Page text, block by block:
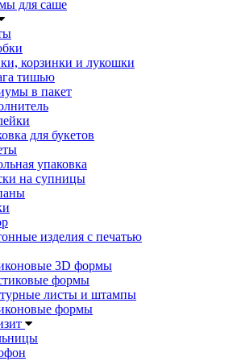
для саше
корзинки и лукошки
тишью
в пакет
для букетов
упаковка
на супницы
изделия с печатью
3D формы
формы
листы и штампы
формы